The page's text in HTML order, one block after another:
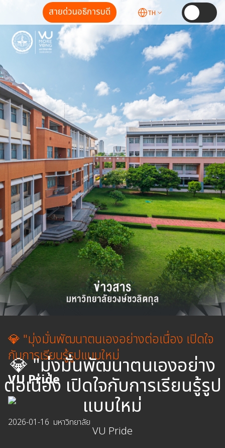
สายด่วนอธิการบดี TH
💎 "มุ่งมั่นพัฒนาตนเองอย่าง
ต่อเนื่อง เปิดใจกับการเรียนรู้รูป
แบบใหม่
VU Pride
💎 "มุ่งมั่นพัฒนาตนเองอย่างต่อเนื่อง เปิดใจ
กับการเรียนรู้รูปแบบใหม่
VU Pride
2026-01-16 มหาวิทยาลัย